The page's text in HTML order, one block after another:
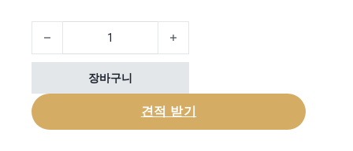
WPC Wood plastic composite decking boards 수량
장바구니
견적 받기